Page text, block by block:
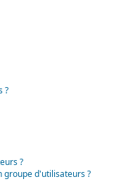
?
?
groupe d'utilisateurs ?